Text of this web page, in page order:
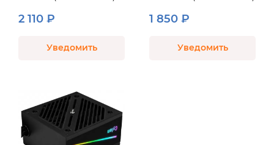
2 110 ₽
Уведомить
1 850 ₽
Уведомить